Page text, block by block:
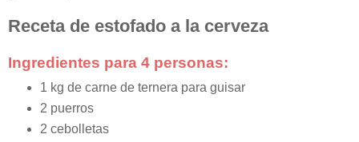
Receta de estofado a la cerveza
Ingredientes para 4 personas:
1 kg de carne de ternera para guisar
2 puerros
2 cebolletas